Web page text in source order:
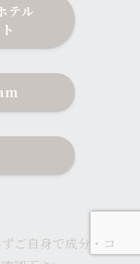
テル
ご自身で成分・コ